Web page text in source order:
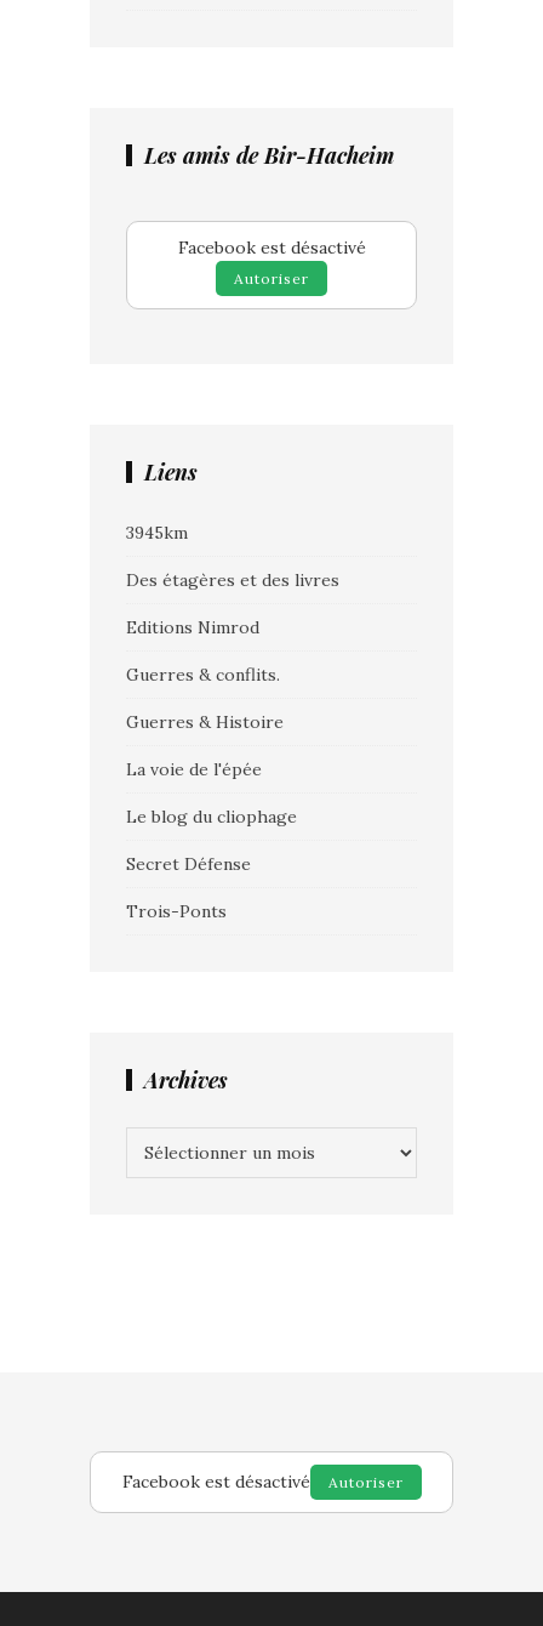
Les amis de Bir-Hacheim
Facebook est désactivé
Autoriser
Liens
3945km
Des étagères et des livres
Editions Nimrod
Guerres & conflits.
Guerres & Histoire
La voie de l'épée
Le blog du cliophage
Secret Défense
Trois-Ponts
Archives
Facebook est désactivé Autoriser